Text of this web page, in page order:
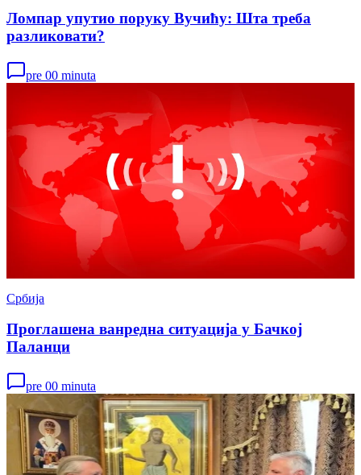
Ломпар упутио поруку Вучићу: Шта треба
разликовати?
pre 00 minuta
Србија
Проглашена ванредна ситуација у Бачкој
Паланци
pre 00 minuta